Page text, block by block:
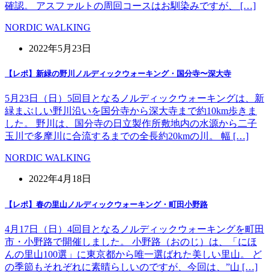
確認。 アスファルトの周回コースはお馴染みですが、 […]
NORDIC WALKING
2022年5月23日
【レポ】新緑の野川ノルディックウォーキング・国分寺〜深大寺
5月23日（日）5回目となるノルディックウォーキングは、新
緑まぶしい野川沿いを国分寺から深大寺まで約10km歩きま
した。 野川は、国分寺の日立製作所敷地内の水源から二子
玉川で多摩川に合流するまでの全長約20kmの川。 幅 […]
NORDIC WALKING
2022年4月18日
【レポ】春の里山ノルディックウォーキング・町田小野路
4月17日（日）4回目となるノルディックウォーキングを町田
市・小野路で開催しました。 小野路（おのじ）は、「にほ
んの里山100選」に東京都から唯一選ばれた美しい里山。 ど
の季節もそれぞれに素晴らしいのですが、今回は、”山 […]